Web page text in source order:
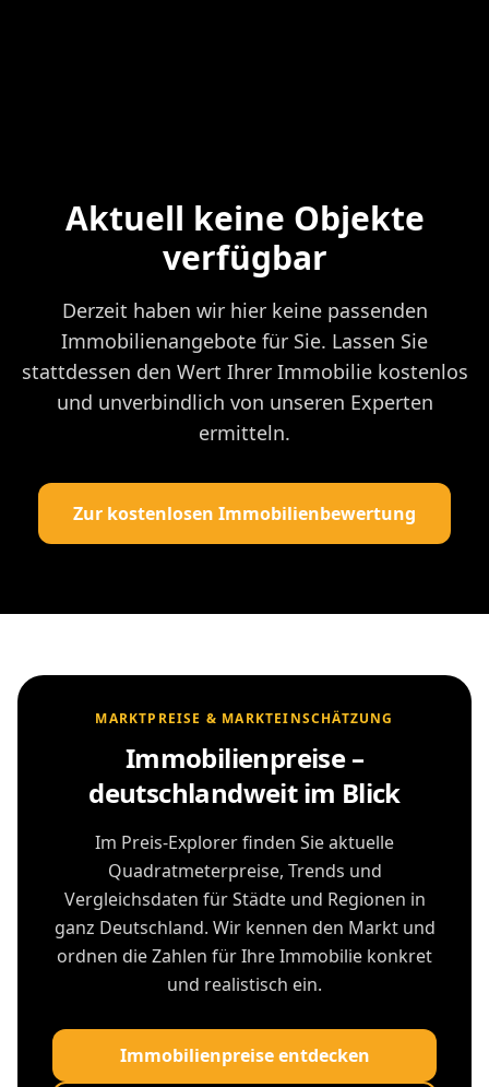
Aktuell keine Objekte
verfügbar
Derzeit haben wir hier keine passenden
Immobilienangebote für Sie. Lassen Sie
stattdessen den Wert Ihrer Immobilie kostenlos
und unverbindlich von unseren Experten
ermitteln.
Zur kostenlosen Immobilienbewertung
MARKTPREISE & MARKTEINSCHÄTZUNG
Immobilienpreise –
deutschlandweit im Blick
Im Preis-Explorer finden Sie aktuelle
Quadratmeterpreise, Trends und
Vergleichsdaten für Städte und Regionen in
ganz Deutschland. Wir kennen den Markt und
ordnen die Zahlen für Ihre Immobilie konkret
und realistisch ein.
Immobilienpreise entdecken